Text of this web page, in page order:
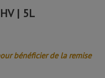
| 5L
bénéficier de la remise